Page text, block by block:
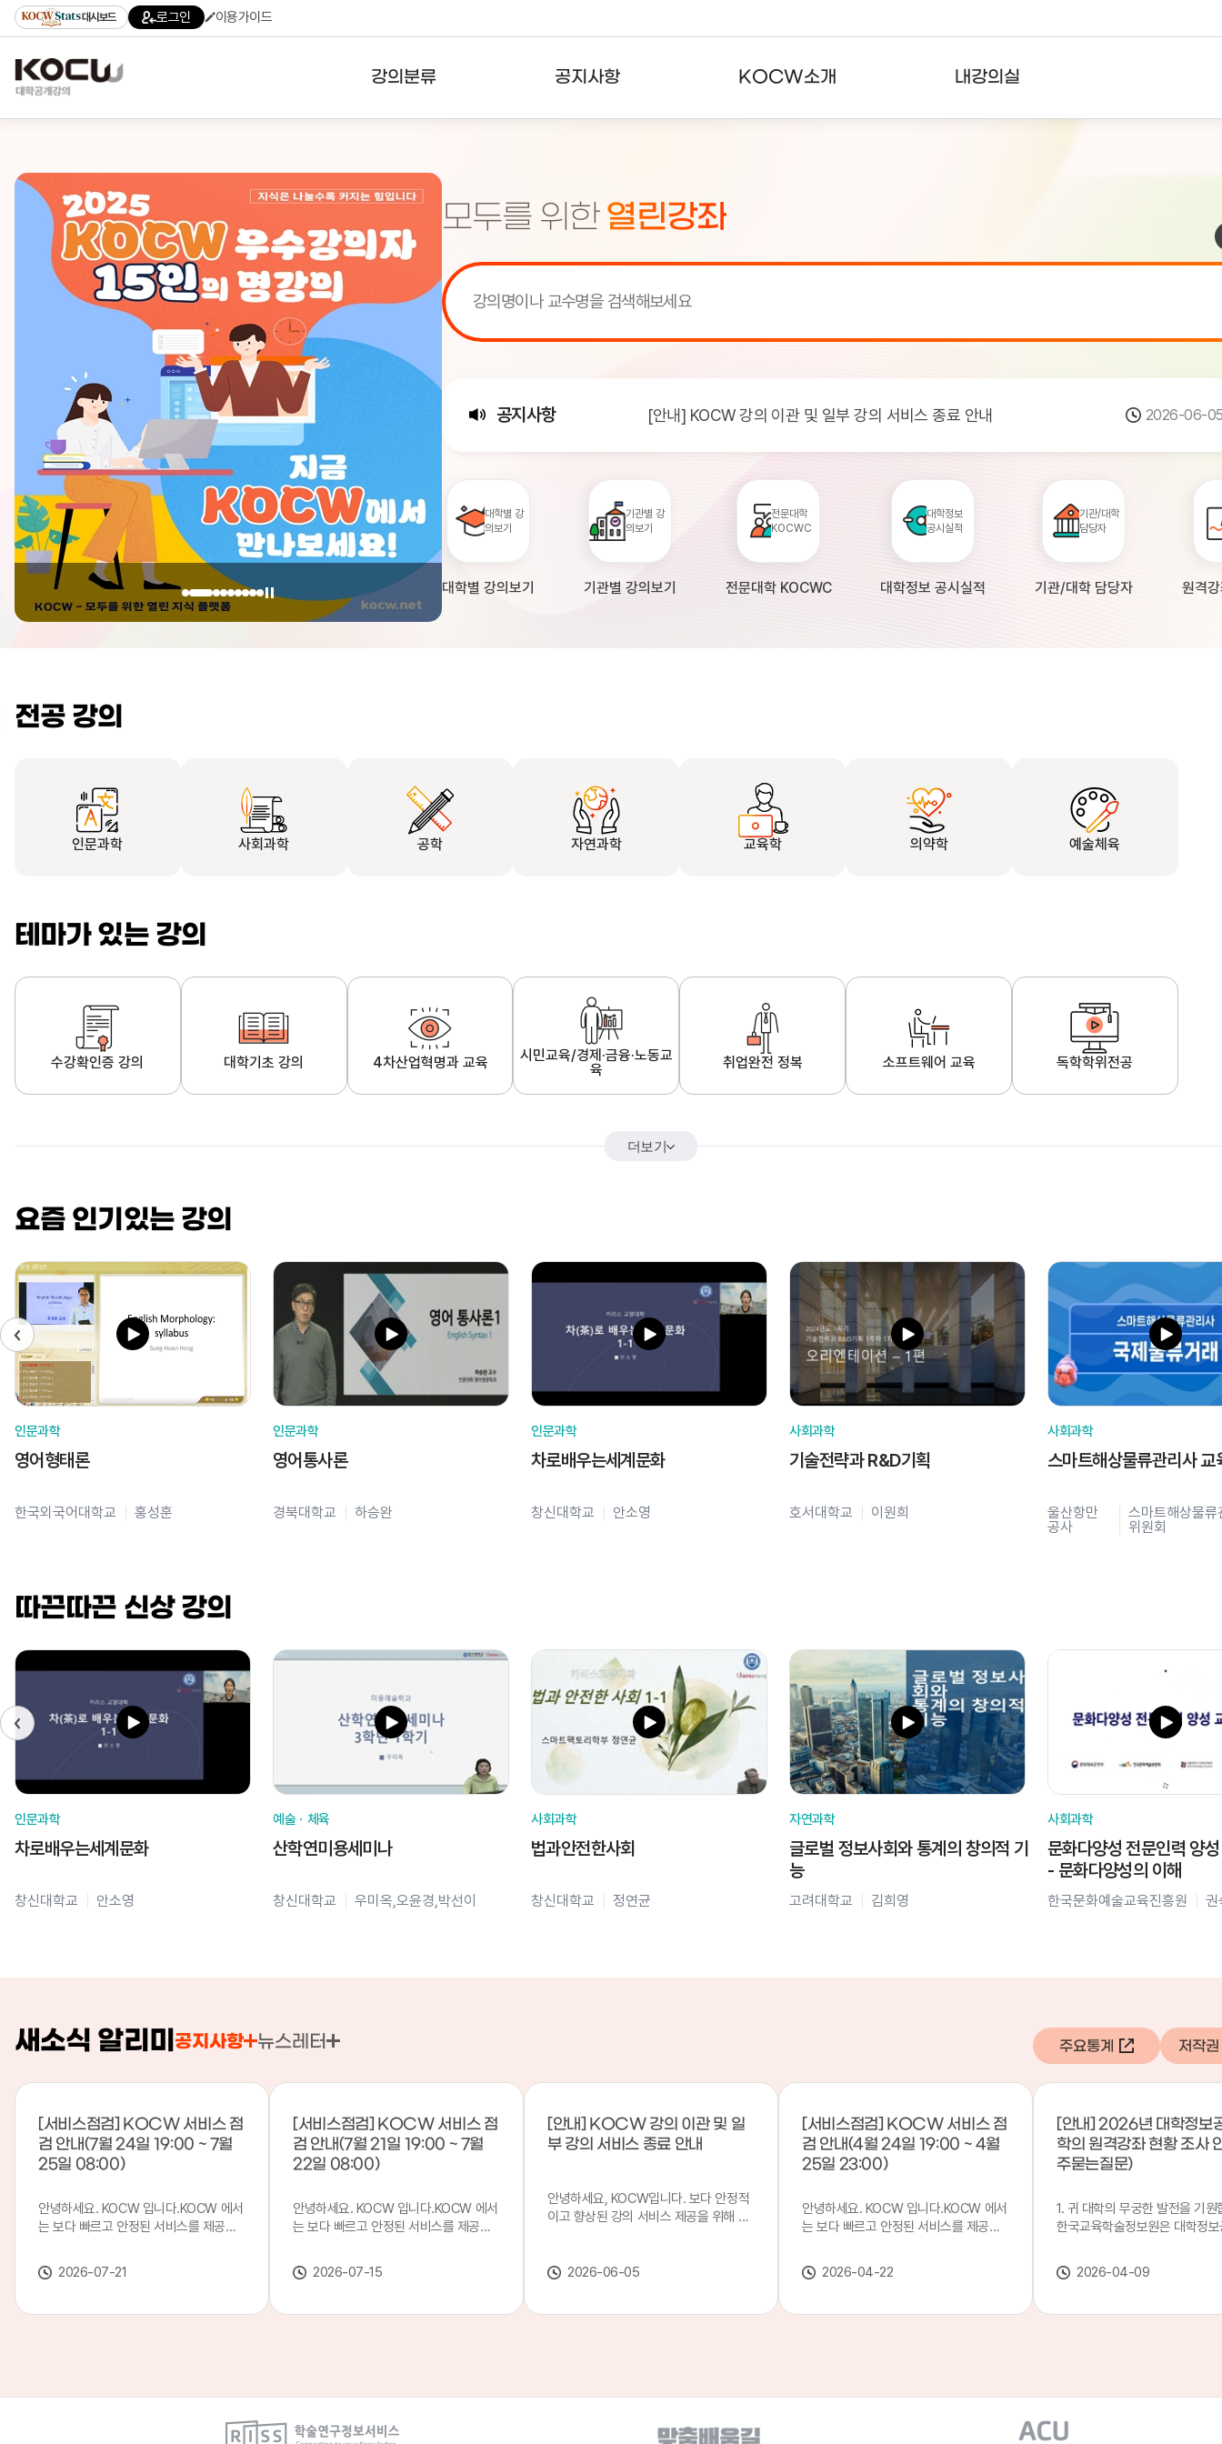
대시보드 로그인 이용가이드
강의분류
기관강의
테마강의
공지사항
주요통계현황
KOCW소개 내강의실
모두를 위한 열린강좌
공지사항
[서비스점검] KOCW 서비스 점검 안내(7월 24일 19:00 ~ 7월... 2026-07-
[안내] KOCW 강의 이관 및 일부 강의 서비스 종료 안내 2026-06-
[안내] 2026년 대학정보공시 대학의 원격강좌 현황 조사 안내(자주묻... 2026-04-
대학별 강
의보기
대학별 강의보기
기관별 강
의보기
기관별 강의보기
전문대학
KOCWC
전문대학 KOCWC
대학정보
공시실적
대학정보 공시실적
기관/대학
담당자
기관/대학 담당자 원격
전공 강의
인문과학 사회과학 공학 자연과학 교육학 의약학 예술체육
테마가 있는 강의
수강확인증 강의 대학기초 강의 4차산업혁명과 교육
시민교육/경제·금융·노동교
육
취업완전 정복 소프트웨어 교육 독학학위전공
더보기
요즘 인기있는 강의
인문과학
영어형태론
한국외국어대학교 홍성훈
인문과학
영어통사론
경북대학교 하승완
인문과학
차로배우는세계문화
창신대학교 안소영
사회과학
기술전략과 R&D기획
호서대학교 이원희
사회과학
스마트해상물류관리사 교
울산항만
공사
스마트해상물류
위원회
따끈따끈 신상 강의
인문과학
차로배우는세계문화
창신대학교 안소영
예술ㆍ체육
산학연미용세미나
창신대학교 우미옥,오윤경,박선이
사회과학
법과안전한사회
창신대학교 정연균
자연과학
글로벌 정보사회와 통계의 창의적 기
능
고려대학교 김희영
사회과학
문화다양성 전문인력 양
- 문화다양성의 이해
한국문화예술교육진흥원 권
새소식 알리미 공지사항 뉴스레터
[서비스점검] KOCW 서비스 점
검 안내(7월 24일 19:00 ~ 7월
25일 08:00)
안녕하세요. KOCW 입니다.KOCW 에서
는 보다 빠르고 안정된 서비스를 제공하
합니다.※ 서비스 점검 작업 일시 : 7월
24일(금) 19:00 ~ 7월 25일(토) 08:00
안 서비스가 일시 중지될 수 있으니, 이
2026-07-21
[서비스점검] KOCW 서비스 점
검 안내(7월 21일 19:00 ~ 7월
22일 08:00)
안녕하세요. KOCW 입니다.KOCW 에서
는 보다 빠르고 안정된 서비스를 제공하
합니다.※ 서비스 점검 작업 일시 : 7월 21
일(화) 19:00 ~ 7월 22일(수) 08:00이
서비스가일시 중지될 수 있으니, 이 점 양
2026-07-15
[안내] KOCW 강의 이관 및 일
부 강의 서비스 종료 안내
안녕하세요, KOCW입니다. 보다 안정적
이고 향상된 강의 서비스 제공을 위해 강
스가 종료될 예정이오니, 이용에 참고하
종료 강의 안내 이관 작업으로 인해 일부
었습니다. 서비스 종료 강의 목록은 아래
2026-06-05
[서비스점검] KOCW 서비스 점
검 안내(4월 24일 19:00 ~ 4월
25일 23:00)
안녕하세요. KOCW 입니다.KOCW 에서
는 보다 빠르고 안정된 서비스를 제공하
합니다.※ 서비스 점검 작업 일시 : 4월
24일(금) 19:00 ~ 4월 25일(토) 23:00
안 일시중지될 예정이오니, 이 점 양해하
2026-04-22
[안내] 2026년 대학정보
학의 원격강좌 현황 조사
주묻는질문)
1. 귀 대학의 무궁한 발전을 기원
한국교육학술정보원은 대학정
본 조사는 2025. 3. 1~2026. 2.
에 운영된 원격강좌(이러닝) 현
강좌(12-바)'에 데이터를 연계할
인시 캠퍼스인 경우 해당 캠퍼스
2026-04-09
주요통계 저작